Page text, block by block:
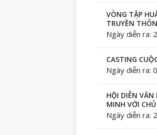
VÒNG TẬP
TRUYỀN
Ngày diễn ra:
CASTING
Ngày diễn ra:
HỘI DIỄN
MINH VỚI
Ngày diễn ra: